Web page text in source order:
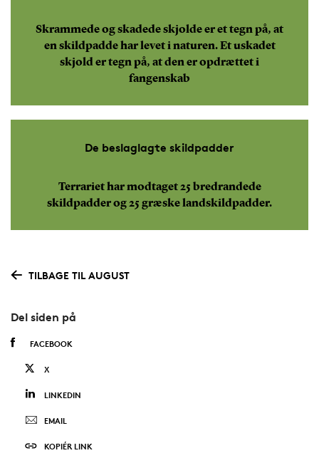
Skrammede og skadede skjolde er et tegn på, at
en skildpadde har levet i naturen. Et uskadet
skjold er tegn på, at den er opdrættet i
fangenskab
De beslaglagte skildpadder
Terrariet har modtaget 25 bredrandede
skildpadder og 25 græske landskildpadder.
TILBAGE TIL AUGUST
Del siden på
FACEBOOK
X
LINKEDIN
EMAIL
KOPIÉR LINK